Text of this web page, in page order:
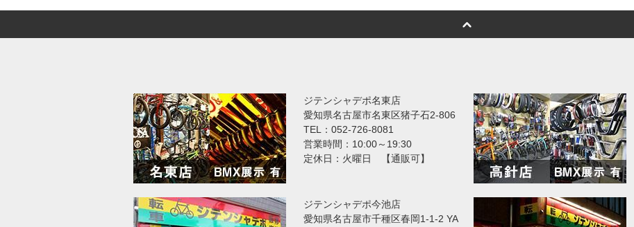
ジテンシャデポ名東店
愛知県名古屋市名東区猪子石2-806
TEL：052-726-8081
営業時間：10:00～19:30
定休日：火曜日 【通販可】
ジテンシャデポ今池店
愛知県名古屋市千種区春岡1-1-2 YA